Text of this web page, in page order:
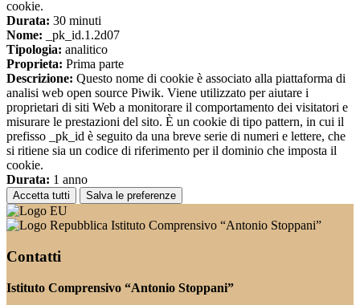
cookie.
Durata: 30 minuti
Nome: _pk_id.1.2d07
Tipologia: analitico
Proprieta: Prima parte
Descrizione: Questo nome di cookie è associato alla piattaforma di
analisi web open source Piwik. Viene utilizzato per aiutare i
proprietari di siti Web a monitorare il comportamento dei visitatori e
misurare le prestazioni del sito. È un cookie di tipo pattern, in cui il
prefisso _pk_id è seguito da una breve serie di numeri e lettere, che
si ritiene sia un codice di riferimento per il dominio che imposta il
cookie.
Durata: 1 anno
Accetta tutti Salva le preferenze
Istituto Comprensivo “Antonio Stoppani”
Contatti
Istituto Comprensivo “Antonio Stoppani”